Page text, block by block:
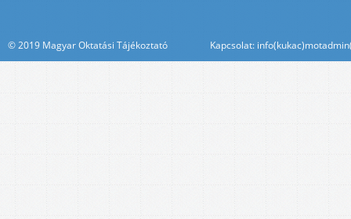
© 2019 Magyar Oktatási Tájékoztató Kapcsolat: